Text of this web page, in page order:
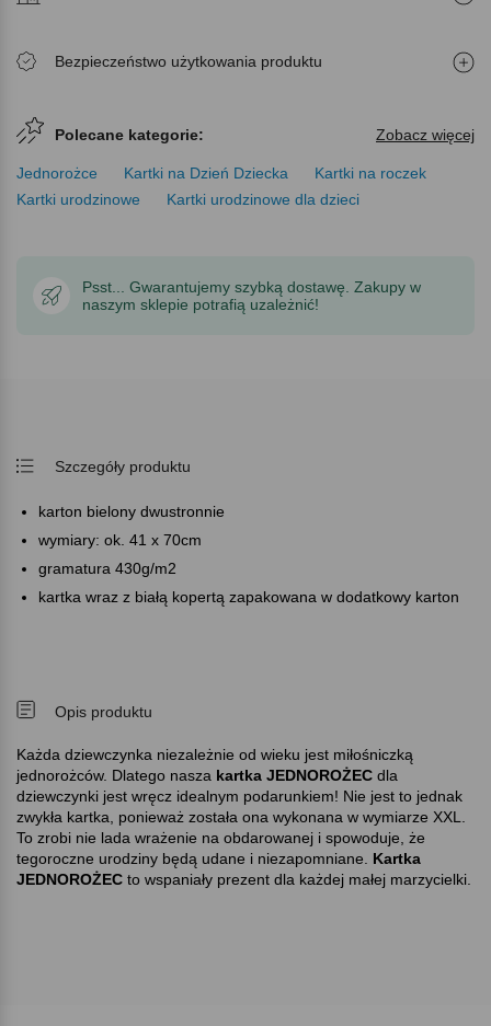
Bezpieczeństwo użytkowania produktu
Polecane kategorie: Zobacz więcej
Jednorożce Kartki na Dzień Dziecka
Kartki na roczek
Kartki urodzinowe
Kartki urodzinowe dla dzieci
Psst... Gwarantujemy szybką dostawę. Zakupy w
naszym sklepie potrafią uzależnić!
Szczegóły produktu
karton bielony dwustronnie
wymiary: ok. 41 x 70cm
gramatura 430g/m2
kartka wraz z białą kopertą zapakowana w dodatkowy karton
Opis produktu
Każda dziewczynka niezależnie od wieku jest miłośniczką
jednorożców. Dlatego nasza kartka JEDNOROŻEC dla
dziewczynki jest wręcz idealnym podarunkiem! Nie jest to jednak
zwykła kartka, ponieważ została ona wykonana w wymiarze XXL.
To zrobi nie lada wrażenie na obdarowanej i spowoduje, że
tegoroczne urodziny będą udane i niezapomniane.
Kartka
JEDNOROŻEC to wspaniały prezent dla każdej małej marzycielki.